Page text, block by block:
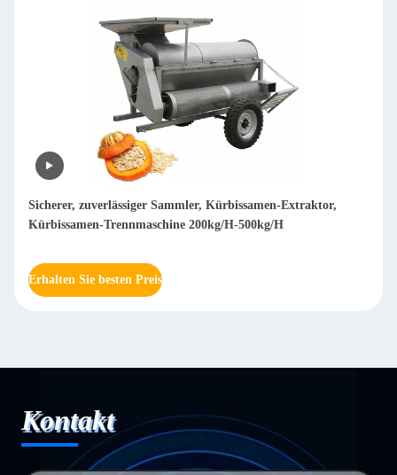
Sicherer, zuverlässiger Sammler, Kürbissamen-Extraktor,
Kürbissamen-Trennmaschine 200kg/H-500kg/H
Erhalten Sie besten Preis
Kontakt